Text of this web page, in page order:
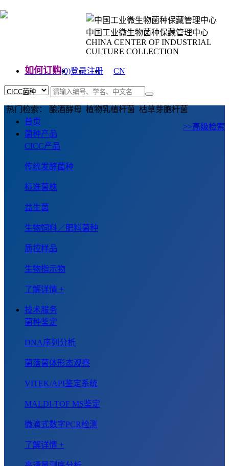
中国工业微生物菌种保藏管理中心
CHINA CENTER OF INDUSTRIAL
CULTURE COLLECTION
如何订购(0)登录注册
CN
热门检索： 酿酒酵母 植物乳植杆菌 枯草芽胞杆菌
>>高级检索
首页
菌种产品
CICC产品
传统发酵菌种
标准菌株
益生菌
生物饲料／肥料菌种
质控样品
生物指示物
了解详情 +
技术服务
菌种鉴定
DNA序列分析
菌落菌体形态观察
VITEK/API鉴定系统
MALDI-TOF MS鉴定
微滴式数字PCR检测
了解详情 +